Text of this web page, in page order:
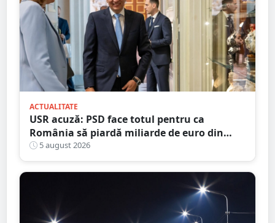
ACTUALITATE
USR acuză: PSD face totul pentru ca
România să piardă miliarde de euro din
PNRR
5 august 2026